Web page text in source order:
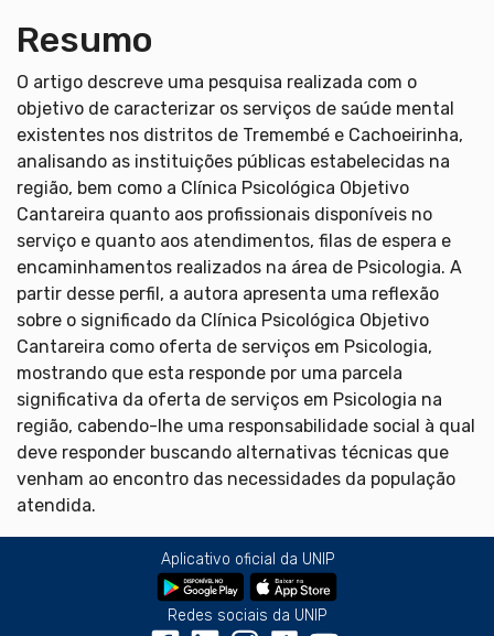
Resumo
O artigo descreve uma pesquisa realizada com o
objetivo de caracterizar os serviços de saúde mental
existentes nos distritos de Tremembé e Cachoeirinha,
analisando as instituições públicas estabelecidas na
região, bem como a Clínica Psicológica Objetivo
Cantareira quanto aos profissionais disponíveis no
serviço e quanto aos atendimentos, filas de espera e
encaminhamentos realizados na área de Psicologia. A
partir desse perfil, a autora apresenta uma reflexão
sobre o significado da Clínica Psicológica Objetivo
Cantareira como oferta de serviços em Psicologia,
mostrando que esta responde por uma parcela
significativa da oferta de serviços em Psicologia na
região, cabendo-lhe uma responsabilidade social à qual
deve responder buscando alternativas técnicas que
venham ao encontro das necessidades da população
atendida.
Aplicativo oficial da UNIP
Redes sociais da UNIP